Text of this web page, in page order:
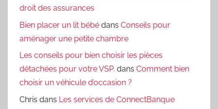
droit des assurances
Bien placer un lit bébé dans Conseils pour
aménager une petite chambre
Les conseils pour bien choisir les pièces
détachées pour votre VSP. dans Comment bien
choisir un véhicule d’occasion ?
Chris dans Les services de ConnectBanque